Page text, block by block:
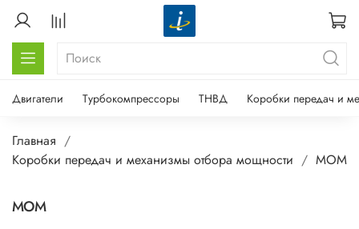
Двигатели Турбокомпрессоры ТНВД Коробки передач и
Главная
Коробки передач и механизмы отбора мощности
МОМ
МОМ